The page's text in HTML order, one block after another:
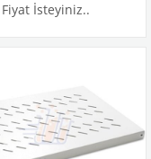
İsteyiniz..